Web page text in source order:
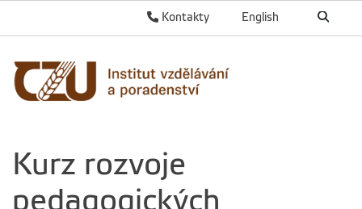
English
Kontakty
Kurz rozvoje
pedagogických